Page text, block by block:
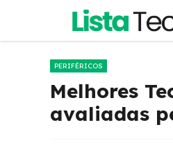
o
PERIFÉRICOS
Melhores
avaliadas